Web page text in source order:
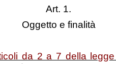
Art. 1.
Oggetto e finalità
da 2 a 7 della